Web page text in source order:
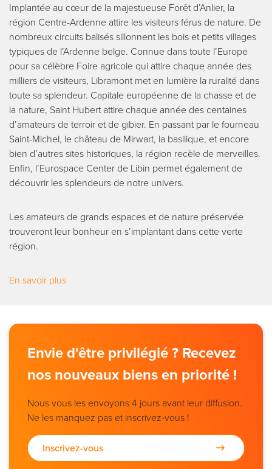
Implantée au cœur de la majestueuse Forêt d’Anlier, la
région Centre-Ardenne attire les visiteurs férus de nature. De
nombreux circuits balisés sillonnent les bois et petits villages
typiques de l’Ardenne belge. Connue dans toute l’Europe
pour sa célèbre Foire agricole qui attire chaque année des
milliers de visiteurs, Libramont met en lumière la ruralité dans
toute sa splendeur. Capitale européenne de la chasse et de
la nature, Saint Hubert attire chaque année des centaines
d’amateurs de terroir et de gibier. En passant par le fourneau
Saint-Michel, le château de Mirwart, la basilique, et encore
bien d’autres sites historiques, la région recèle de merveilles.
Enfin, l’Eurospace Center de Libin permet également de
découvrir les splendeurs de notre univers.
Les amateurs de grands espaces et de nature préservée
trouveront leur bonheur en s’implantant dans cette verte
région.
En savoir plus
Envie d'être privilégié ? Recevez
nos nouveaux biens en priorité !
Nous vous les envoyons 4 jours avant leur diffusion.
Ne les manquez pas et inscrivez-vous !
Inscrivez-vous